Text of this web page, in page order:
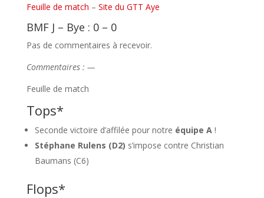
Feuille de match – Site du GTT Aye
BMF J – Bye : 0 – 0
Pas de commentaires à recevoir.
Commentaires : —
Feuille de match
Tops*
Seconde victoire d’affilée pour notre équipe A!
Stéphane Rulens (D2) s’impose contre Christian
Baumans (C6)
Flops*